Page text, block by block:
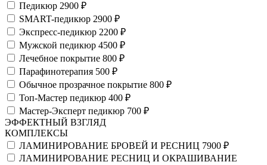
Педикюр 2900 ₽
SMART-педикюр 2900 ₽
Экспресс-педикюр 2200 ₽
Мужской педикюр 4500 ₽
Лечебное покрытие 800 ₽
Парафинотерапия 500 ₽
Обычное прозрачное покрытие 800 ₽
Топ-Мастер педикюр 400 ₽
Мастер-Эксперт педикюр 700 ₽
ЭФФЕКТНЫЙ ВЗГЛЯД
КОМПЛЕКСЫ
ЛАМИНИРОВАНИЕ БРОВЕЙ И РЕСНИЦ 7900 ₽
ЛАМИНИРОВАНИЕ РЕСНИЦ И ОКРАШИВАНИЕ